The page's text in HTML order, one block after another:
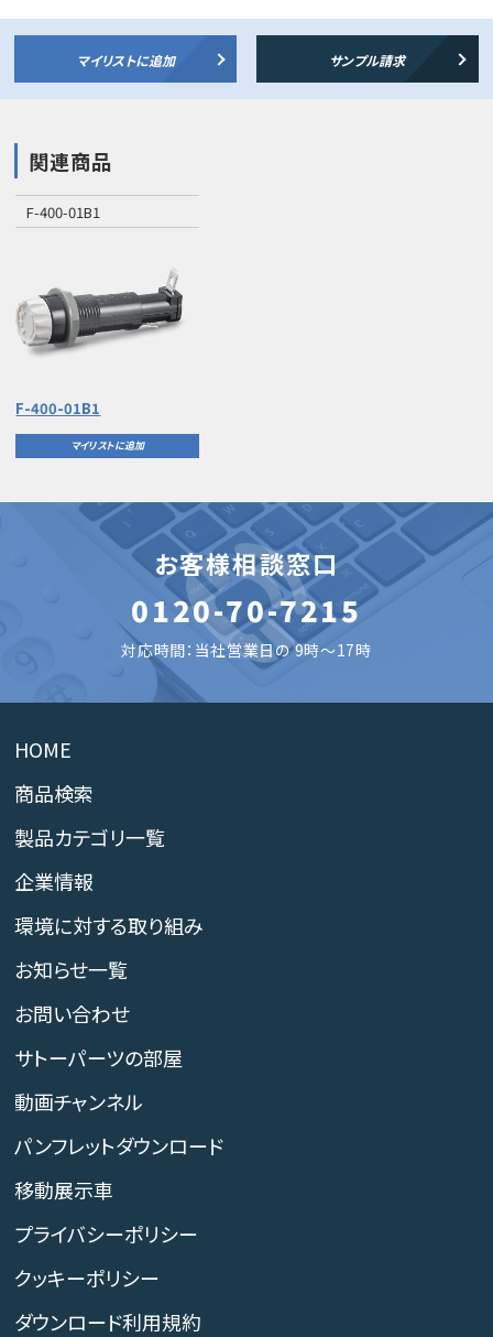
マイリストに追加 サンプル請求
関連商品
F-400-01B1
F-400-01B1
マイリストに追加
お客様相談窓口
0120-70-7215
対応時間：当社営業日の 9時～17時
HOME
商品検索
製品カテゴリ一覧
企業情報
環境に対する取り組み
お知らせ一覧
お問い合わせ
サトーパーツの部屋
動画チャンネル
パンフレットダウンロード
移動展示車
プライバシーポリシー
クッキーポリシー
ダウンロード利用規約